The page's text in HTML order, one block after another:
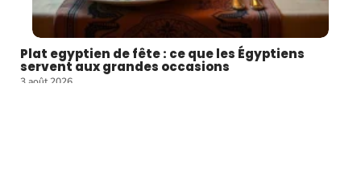
Plat egyptien de fête : ce que les Égyptiens
servent aux grandes occasions
3 août 2026